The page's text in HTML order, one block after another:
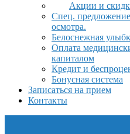
Акции и
Спец.
осмотра.
Белоснежная
Оплата
капиталом
Кредит и
Бонусная система
Записаться на прием
Контакты